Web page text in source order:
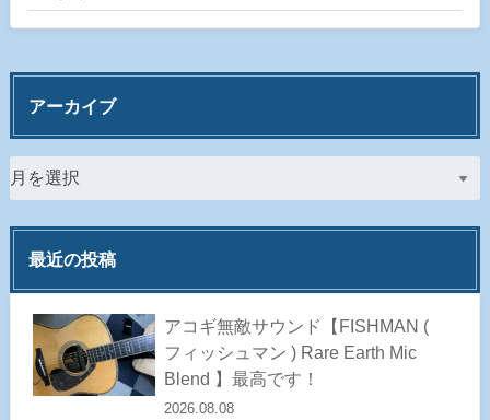
アーカイブ
最近の投稿
アコギ無敵サウンド【FISHMAN (
フィッシュマン ) Rare Earth Mic
Blend 】最高です！
2026.08.08